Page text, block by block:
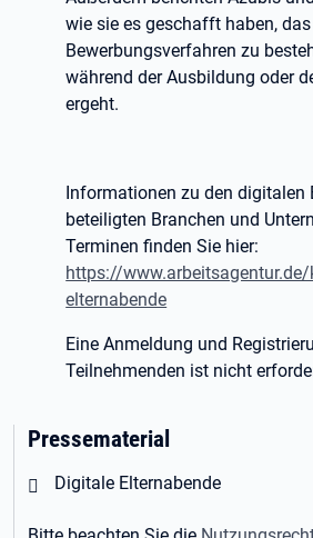
wie sie es geschafft haben, das
Bewerbungsverfahren zu
während der Ausbildung oder
ergeht.
Informationen zu den digitalen
beteiligten Branchen und
Terminen finden Sie hier:
https://
elternabende
Eine Anmeldung und
Teilnehmenden ist nicht
Pressematerial
Öffnet in neuem Tab
Digitale Elternabende